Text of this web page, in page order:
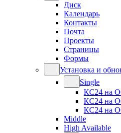
Диск
Календарь
Контакты
Почта
Проекты
Страницы
Формы
Установка и
Single
КС24 на
КС24 на
КС24 на
Middle
High Available